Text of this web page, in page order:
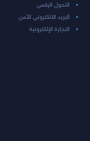
التحول الرقمي
البريد الالكتروني الآمن
التجارة الإلكترونية